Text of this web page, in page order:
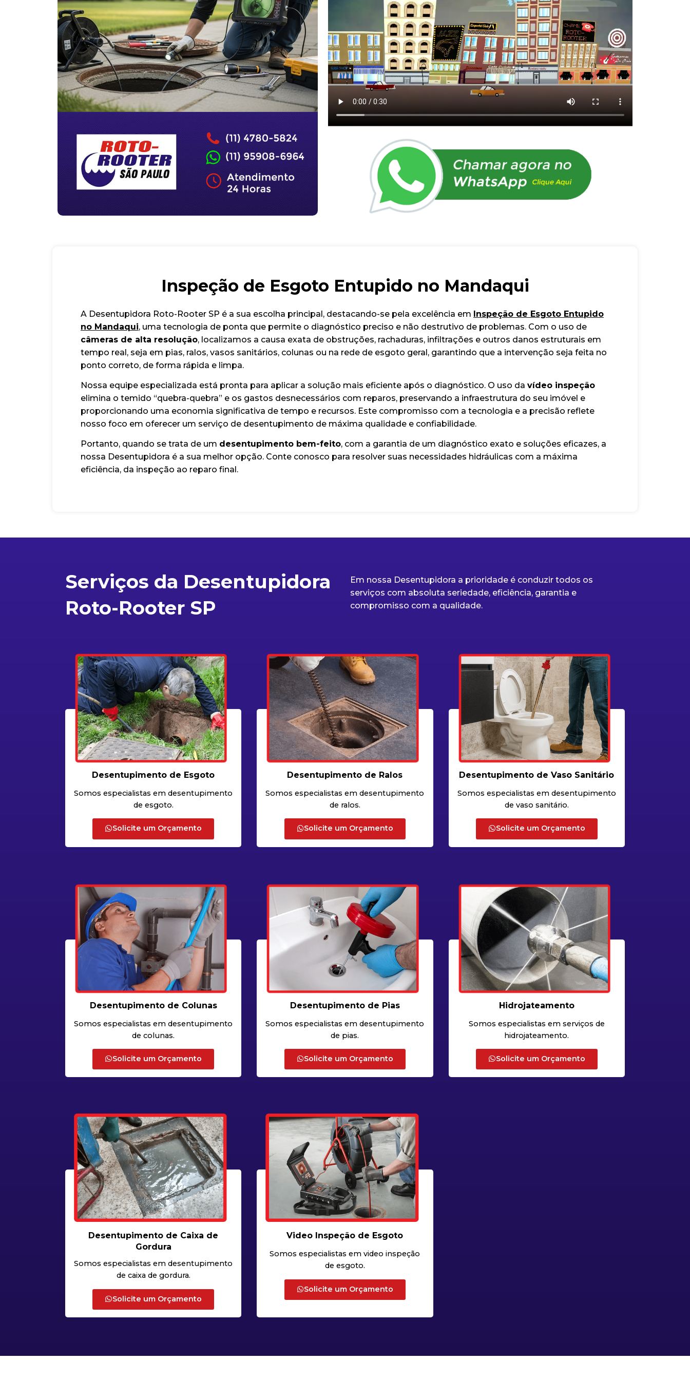
Inspeção de Esgoto Entupido no Mandaqui
A Desentupidora Roto-Rooter SP é a sua escolha principal, destacando-se pela excelência em Inspeção de Esgoto Entupido
no Mandaqui, uma tecnologia de ponta que permite o diagnóstico preciso e não destrutivo de problemas. Com o uso de
câmeras de alta resolução, localizamos a causa exata de obstruções, rachaduras, infiltrações e outros danos estruturais em
tempo real, seja em pias, ralos, vasos sanitários, colunas ou na rede de esgoto geral, garantindo que a intervenção seja feita no
ponto correto, de forma rápida e limpa.
Nossa equipe especializada está pronta para aplicar a solução mais eficiente após o diagnóstico. O uso da vídeo inspeção
elimina o temido “quebra-quebra” e os gastos desnecessários com reparos, preservando a infraestrutura do seu imóvel e
proporcionando uma economia significativa de tempo e recursos. Este compromisso com a tecnologia e a precisão reflete
nosso foco em oferecer um serviço de desentupimento de máxima qualidade e confiabilidade.
Portanto, quando se trata de um desentupimento bem-feito, com a garantia de um diagnóstico exato e soluções eficazes, a
nossa Desentupidora é a sua melhor opção. Conte conosco para resolver suas necessidades hidráulicas com a máxima
eficiência, da inspeção ao reparo final.
Serviços da Desentupidora
Roto-Rooter SP
Em nossa Desentupidora a prioridade é conduzir todos os
serviços com absoluta seriedade, eficiência, garantia e
compromisso com a qualidade.
Desentupimento de Esgoto
Somos especialistas em desentupimento
de esgoto.
Solicite um Orçamento
Desentupimento de Ralos
Somos especialistas em desentupimento
de ralos.
Solicite um Orçamento
Desentupimento de Vaso Sanitário
Somos especialistas em desentupimento
de vaso sanitário.
Solicite um Orçamento
Desentupimento de Colunas
Somos especialistas em desentupimento
de colunas.
Solicite um Orçamento
Desentupimento de Pias
Somos especialistas em desentupimento
de pias.
Solicite um Orçamento
Hidrojateamento
Somos especialistas em serviços de
hidrojateamento.
Solicite um Orçamento
Desentupimento de Caixa de
Gordura
Somos especialistas em desentupimento
de caixa de gordura.
Solicite um Orçamento
Video Inspeção de Esgoto
Somos especialistas em video inspeção
de esgoto.
Solicite um Orçamento